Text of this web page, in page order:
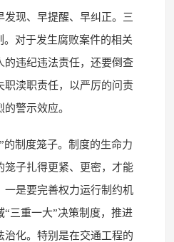
发现、早提醒、早纠正。三
。对于发生腐败案件的相关
的违纪违法责任，还要倒查
职渎职责任，以严厉的问责
警示效应。
的制度笼子。制度的生命力
笼子扎得更紧、更密，才能
一是要完善权力运行制约机
三重一大”决策制度，推进
治化。特别是在交通工程的